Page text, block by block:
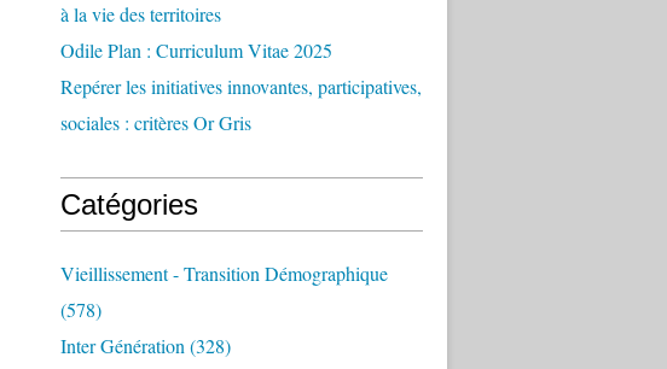
à la vie des territoires
Odile Plan : Curriculum Vitae 2025
Repérer les initiatives innovantes, participatives,
sociales : critères Or Gris
Catégories
Vieillissement - Transition Démographique
(578)
Inter Génération (328)